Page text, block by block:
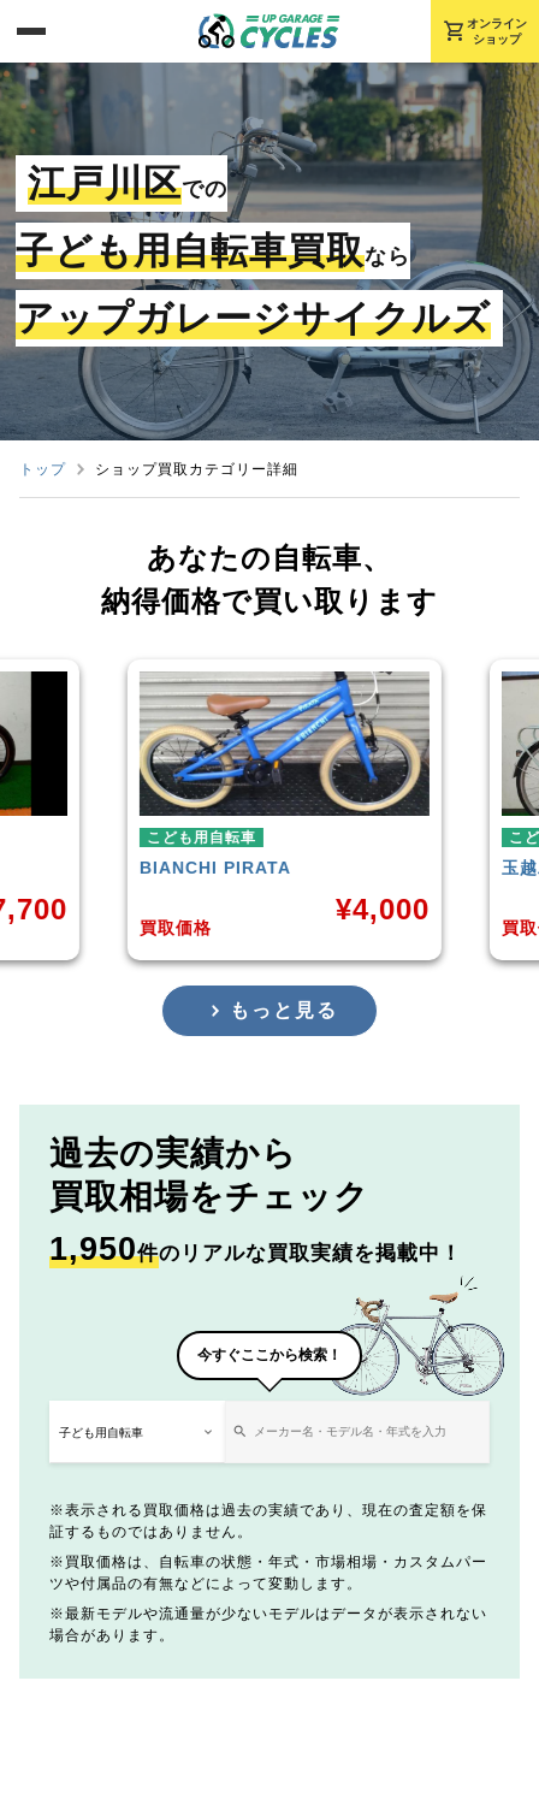
shopping_cart オンライン
ショップ
江戸川区での
子ども用自転車買取なら
アップガレージサイクルズ
トップ ショップ買取カテゴリー詳細
あなたの自転車、
納得価格で買い取ります
MAHALO JUNIOR
もっと見る
過去の実績から
買取相場をチェック
1,950件のリアルな買取実績を掲載中！
今すぐここから検索！
表示される買取価格は過去の実績であり、現在の査定額を保
証するものではありません。
買取価格は、自転車の状態・年式・市場相場・カスタムパー
ツや付属品の有無などによって変動します。
最新モデルや流通量が少ないモデルはデータが表示されない
場合があります。